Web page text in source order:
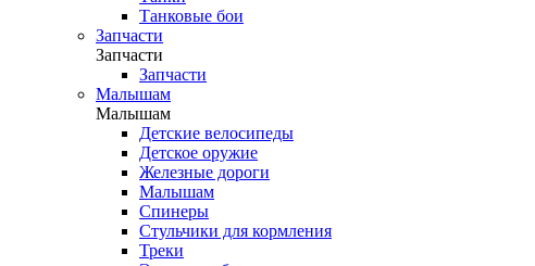
Танковые бои
Запчасти
Запчасти
Запчасти
Малышам
Малышам
Детские велосипеды
Детское оружие
Железные дороги
Малышам
Спинеры
Стульчики для кормления
Треки